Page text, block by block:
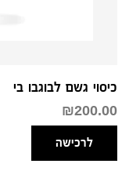
כיסוי גשם לבוגבו בי
₪200.00
לרכישה